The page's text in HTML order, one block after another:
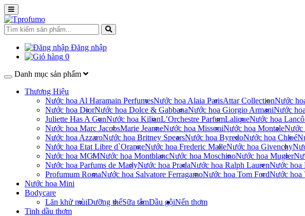
Đăng nhập
0
Danh mục sản phẩm
Thương Hiệu
Nước hoa Al Haramain PerfumesNước hoa Alaia ParisAttar CollectionNước
Nước hoa DiorNước hoa Dolce & GabbanaNước hoa Giorgio ArmaniNước
Juliette Has A GunNước hoa KilianL’Orchestre ParfumLaliqueNước hoa
Nước hoa Marc JacobsMarie JeanneNước hoa MissoniNước hoa MontaleNước
Nước hoa AzzaroNước hoa Britney SpearsNước hoa ByredoNước hoa Chloé
Nước hoa Etat Libre d`OrangeNước hoa Frederic MalleNước hoa Givenchy
Nước hoa MCMNước hoa MontblancNước hoa MoschinoNước hoa Mugler
Nước hoa Parfums de MarlyNước hoa PradaNước hoa Ralph LaurenNước hoa
Profumum RomaNước hoa Salvatore FerragamoNước hoa Tom FordNước hoa
Nước hoa Mini
Bodycare
Lăn khử mùiDưỡng thểSữa tắmDầu gộiNến thơm
Tinh dầu thơm